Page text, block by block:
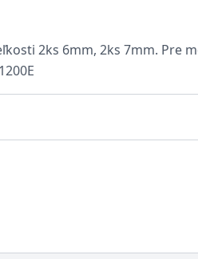
2ks 6mm, 2ks 7mm. Pre